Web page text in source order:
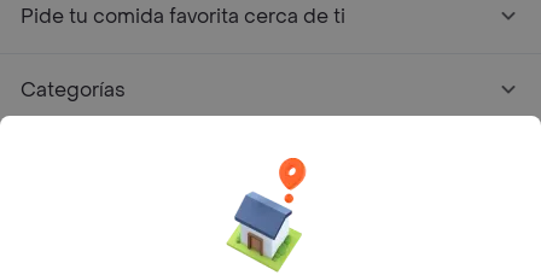
Pide tu comida favorita cerca de ti
Categorías